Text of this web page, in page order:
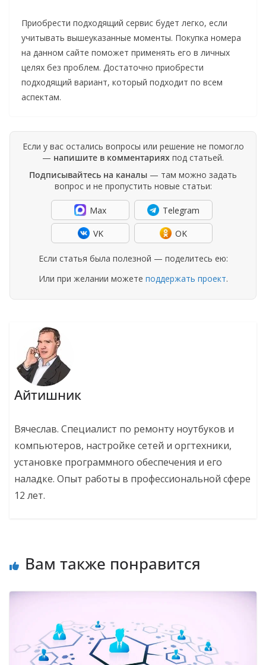
Приобрести подходящий сервис будет легко, если
учитывать вышеуказанные моменты. Покупка номера
на данном сайте поможет применять его в личных
целях без проблем. Достаточно приобрести
подходящий вариант, который подходит по всем
аспектам.
Если у вас остались вопросы или решение не помогло
— напишите в комментариях под статьей.
Подписывайтесь на каналы — там можно задать
вопрос и не пропустить новые статьи:
Max Telegram
VK OK
Если статья была полезной — поделитесь ею:
Или при желании можете поддержать проект.
Айтишник
Вячеслав. Специалист по ремонту ноутбуков и
компьютеров, настройке сетей и оргтехники,
установке программного обеспечения и его
наладке. Опыт работы в профессиональной сфере
12 лет.
Вам также понравится